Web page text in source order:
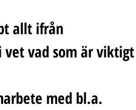
allt ifrån
vet vad som är viktigt
med bl.a.